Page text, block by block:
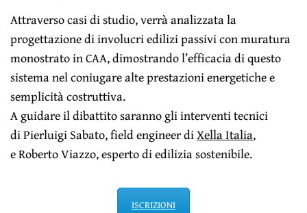
Attraverso casi di studio, verrà analizzata la
progettazione di involucri edilizi passivi con muratura
monostrato in CAA, dimostrando l’efficacia di questo
sistema nel coniugare alte prestazioni energetiche e
semplicità costruttiva.
A guidare il dibattito saranno gli interventi tecnici
di Pierluigi Sabato, field engineer diXella Italia,
e Roberto Viazzo, esperto di edilizia sostenibile.
ISCRIZIONI